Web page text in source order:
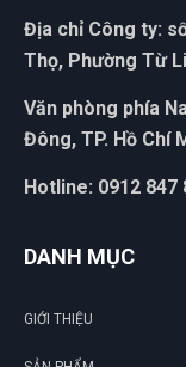
Địa chỉ Công ty:
Thọ, Phường Từ
Văn phòng phía
Đông, TP. Hồ Chí
Hotline: 0912 847
DANH MỤC
GIỚI THIỆU